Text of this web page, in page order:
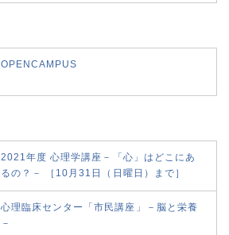
OPENCAMPUS
2021年度 心理学講座－「心」はどこにあ
るの？－ ［10月31日（日曜日）まで］
心理臨床センター「市民講座」－脳と栄養
－